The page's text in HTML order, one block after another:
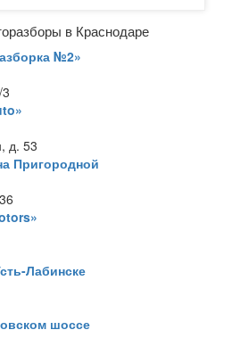
в Краснодаре
№2»
д. 53
Пригородной
Лабинске
шоссе